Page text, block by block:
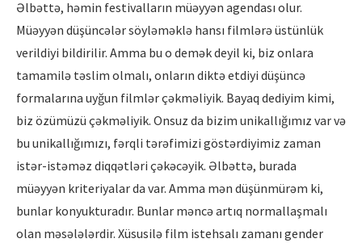
Əlbəttə, həmin festivalların müəyyən agendası olur.
Müəyyən düşüncələr söyləməklə hansı filmlərə üstünlük
verildiyi bildirilir. Amma bu o demək deyil ki, biz onlara
tamamilə təslim olmalı, onların diktə etdiyi düşüncə
formalarına uyğun filmlər çəkməliyik. Bayaq dediyim kimi,
biz özümüzü çəkməliyik. Onsuz da bizim unikallığımız var və
bu unikallığımızı, fərqli tərəfimizi göstərdiyimiz zaman
istər-istəməz diqqətləri çəkəcəyik. Əlbəttə, burada
müəyyən kriteriyalar da var. Amma mən düşünmürəm ki,
bunlar konyukturadır. Bunlar məncə artıq normallaşmalı
olan məsələlərdir. Xüsusilə film istehsalı zamanı gender